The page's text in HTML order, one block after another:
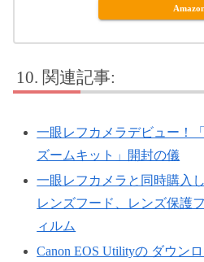
関連記事:
一眼レフカメラデビュー！
ズームキット」開封の儀
一眼レフカメラと同時購入
レンズフード、レンズ保護
ィルム
Canon EOS Utilityの ダウン